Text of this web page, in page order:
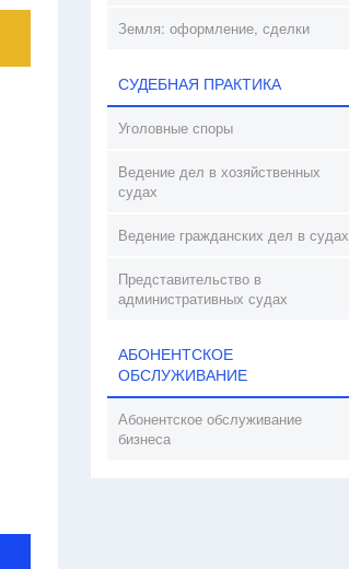
Земля: оформление, сделки
СУДЕБНАЯ ПРАКТИКА
Уголовные споры
Ведение дел в хозяйственных
судах
Ведение гражданских дел в судах
Представительство в
административных судах
АБОНЕНТСКОЕ
ОБСЛУЖИВАНИЕ
Абонентское обслуживание
бизнеса